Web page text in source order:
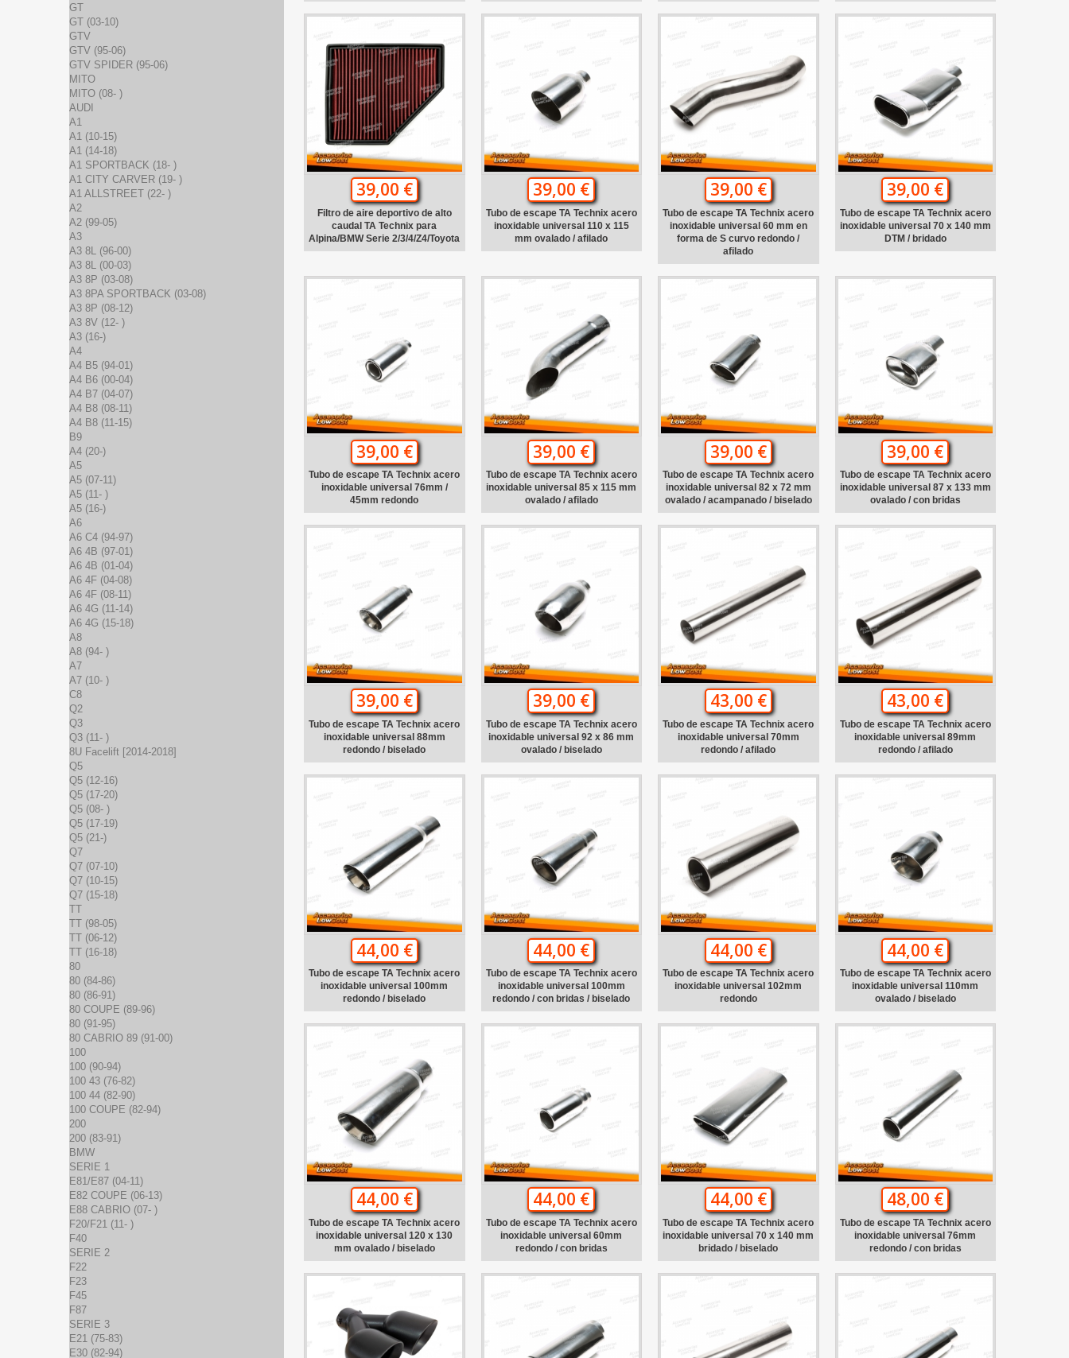
GT
GT (03-10)
GTV
GTV (95-06)
GTV SPIDER (95-06)
MITO
MITO (08- )
AUDI
A1
A1 (10-15)
A1 (14-18)
A1 SPORTBACK (18- )
A1 CITY CARVER (19- )
A1 ALLSTREET (22- )
A2
A2 (99-05)
A3
A3 8L (96-00)
A3 8L (00-03)
A3 8P (03-08)
A3 8PA SPORTBACK (03-08)
A3 8P (08-12)
A3 8V (12- )
A3 (16-)
A4
A4 B5 (94-01)
A4 B6 (00-04)
A4 B7 (04-07)
A4 B8 (08-11)
A4 B8 (11-15)
B9
A4 (20-)
A5
A5 (07-11)
A5 (11- )
A5 (16-)
A6
A6 C4 (94-97)
A6 4B (97-01)
A6 4B (01-04)
A6 4F (04-08)
A6 4F (08-11)
A6 4G (11-14)
A6 4G (15-18)
A8
A8 (94- )
A7
A7 (10- )
C8
Q2
Q3
Q3 (11- )
8U Facelift [2014-2018]
Q5
Q5 (12-16)
Q5 (17-20)
Q5 (08- )
Q5 (17-19)
Q5 (21-)
Q7
Q7 (07-10)
Q7 (10-15)
Q7 (15-18)
TT
TT (98-05)
TT (06-12)
TT (16-18)
80
80 (84-86)
80 (86-91)
80 COUPE (89-96)
80 (91-95)
80 CABRIO 89 (91-00)
100
100 (90-94)
100 43 (76-82)
100 44 (82-90)
100 COUPE (82-94)
200
200 (83-91)
BMW
SERIE 1
E81/E87 (04-11)
E82 COUPE (06-13)
E88 CABRIO (07- )
F20/F21 (11- )
F40
SERIE 2
F22
F23
F45
F87
SERIE 3
E21 (75-83)
E30 (82-94)
39,00 €
Filtro de aire deportivo de alto
caudal TA Technix para
Alpina/BMW Serie 2/3/4/Z4/Toyota
39,00 €
Tubo de escape TA Technix acero
inoxidable universal 110 x 115
mm ovalado / afilado
39,00 €
Tubo de escape TA Technix acero
inoxidable universal 60 mm en
forma de S curvo redondo /
afilado
39,00 €
Tubo de escape TA Technix acero
inoxidable universal 70 x 140 mm
DTM / bridado
39,00 €
Tubo de escape TA Technix acero
inoxidable universal 76mm /
45mm redondo
39,00 €
Tubo de escape TA Technix acero
inoxidable universal 85 x 115 mm
ovalado / afilado
39,00 €
Tubo de escape TA Technix acero
inoxidable universal 82 x 72 mm
ovalado / acampanado / biselado
39,00 €
Tubo de escape TA Technix acero
inoxidable universal 87 x 133 mm
ovalado / con bridas
39,00 €
Tubo de escape TA Technix acero
inoxidable universal 88mm
redondo / biselado
39,00 €
Tubo de escape TA Technix acero
inoxidable universal 92 x 86 mm
ovalado / biselado
43,00 €
Tubo de escape TA Technix acero
inoxidable universal 70mm
redondo / afilado
43,00 €
Tubo de escape TA Technix acero
inoxidable universal 89mm
redondo / afilado
44,00 €
Tubo de escape TA Technix acero
inoxidable universal 100mm
redondo / biselado
44,00 €
Tubo de escape TA Technix acero
inoxidable universal 100mm
redondo / con bridas / biselado
44,00 €
Tubo de escape TA Technix acero
inoxidable universal 102mm
redondo
44,00 €
Tubo de escape TA Technix acero
inoxidable universal 110mm
ovalado / biselado
44,00 €
Tubo de escape TA Technix acero
inoxidable universal 120 x 130
mm ovalado / biselado
44,00 €
Tubo de escape TA Technix acero
inoxidable universal 60mm
redondo / con bridas
44,00 €
Tubo de escape TA Technix acero
inoxidable universal 70 x 140 mm
bridado / biselado
48,00 €
Tubo de escape TA Technix acero
inoxidable universal 76mm
redondo / con bridas